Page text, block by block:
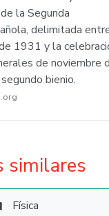
la Segunda
delimitada
1931 y la
de noviembre
bienio.
similares
Física